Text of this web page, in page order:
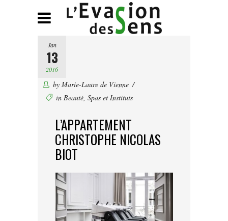
Jan
13
2016
by Marie-Laure de Vienne
in Beauté, Spas et Instituts
L’APPARTEMENT
CHRISTOPHE NICOLAS
BIOT